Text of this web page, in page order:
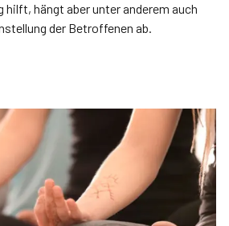
hängt aber unter anderem auch
der Betroffenen ab.